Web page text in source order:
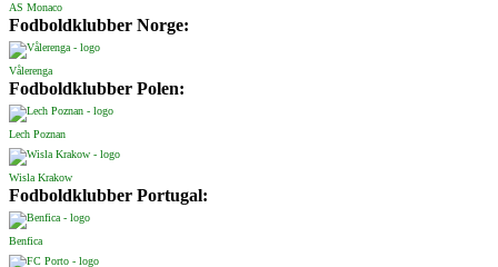
AS Monaco
Fodboldklubber Norge:
Vålerenga
Fodboldklubber Polen:
Lech Poznan
Wisla Krakow
Fodboldklubber Portugal:
Benfica